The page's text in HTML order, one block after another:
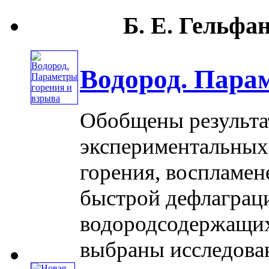
Б. Е.
Водород.
Обобщены
горения,
быстрой
выбраны